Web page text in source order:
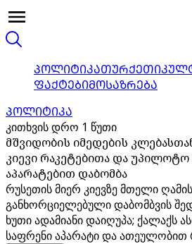
ᲞᲝᲚᲘᲢᲘᲙᲐᲗᲣᲠᲥᲔᲗᲘ
ᲤᲐᲥᲢᲔᲑᲘᲛᲝᲡᲐᲖᲠᲔᲑᲐ
ᲞᲝᲚᲘᲢᲘᲙᲐ
კითხვის დრო 1 წუთი
მშვიდობის იმედების
კიევი რაკეტებითა და
აპარატებით დაბომბა
რუსეთის მიერ კიევზე მთელი
განხორციელებული დაბომბვის
ხუთი ადამიანი დაიღუპა; ქალაქს
საფრენი აპარატი და ათეულობით